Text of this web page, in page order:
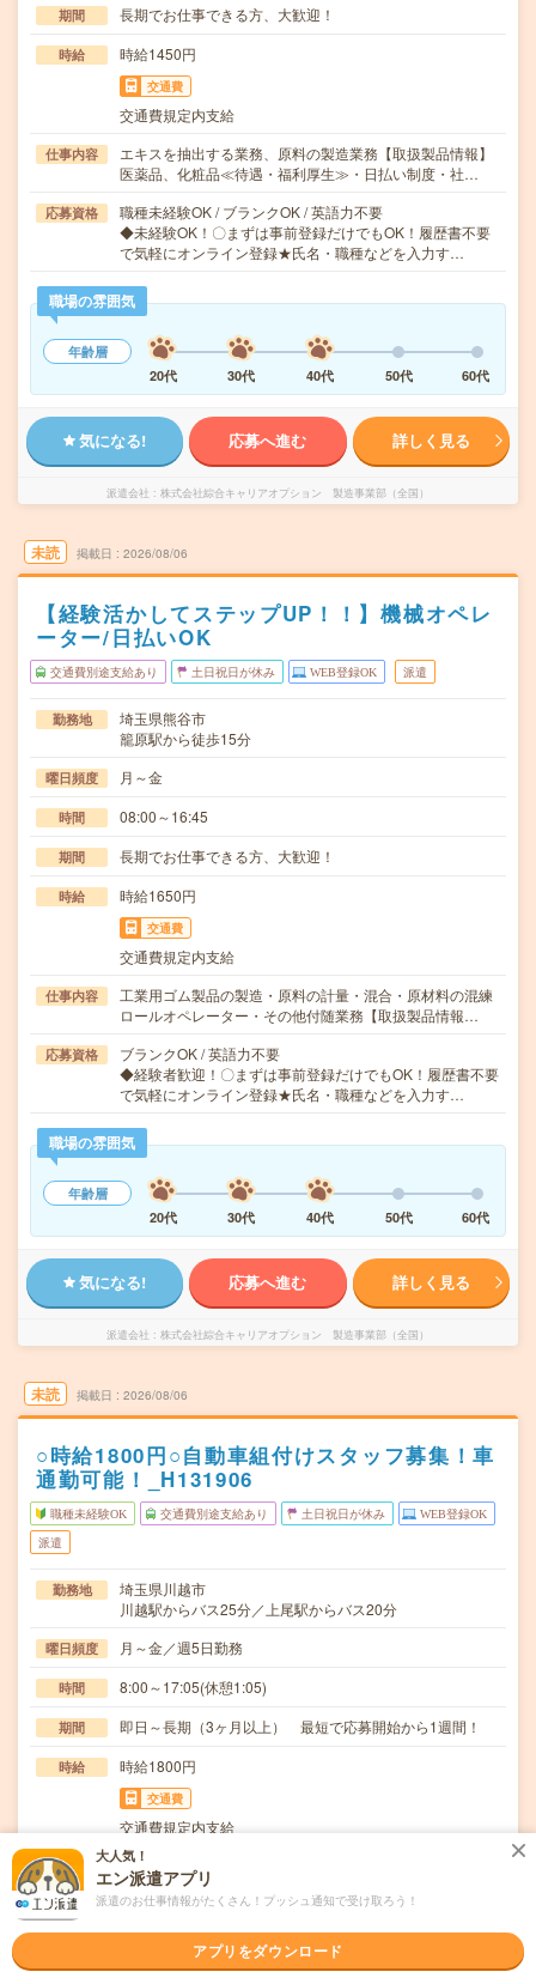
期間 長期でお仕事できる方、大歓迎！
時給 時給1450円
交通費
交通費規定内支給
仕事内容
エキスを抽出する業務、原料の製造業務【取扱製品情報】
医薬品、化粧品≪待遇・福利厚生≫・日払い制度・社…
応募資格
職種未経験OK / ブランクOK / 英語力不要
◆未経験OK！〇まずは事前登録だけでもOK！履歴書不要
で気軽にオンライン登録★氏名・職種などを入力す…
職場の雰囲気
年齢層
20代
30代 40代 50代 60代
気になる! 応募へ進む 詳しく見る
派遣会社 株式会社綜合キャリアオプション 製造事業部（全国）
未読 掲載日 2026/08/06
【経験活かしてステップUP！！】機械オペレ
ーター/日払いOK
交通費別途支給あり 土日祝日が休み WEB登録OK 派遣
勤務地
埼玉県熊谷市
籠原駅から徒歩15分
曜日頻度 月～金
時間 08:00～16:45
期間 長期でお仕事できる方、大歓迎！
時給 時給1650円
交通費
交通費規定内支給
仕事内容
工業用ゴム製品の製造・原料の計量・混合・原材料の混練
ロールオペレーター・その他付随業務【取扱製品情報…
応募資格
ブランクOK / 英語力不要
◆経験者歓迎！〇まずは事前登録だけでもOK！履歴書不要
で気軽にオンライン登録★氏名・職種などを入力す…
職場の雰囲気
年齢層
20代
30代 40代 50代 60代
気になる! 応募へ進む 詳しく見る
派遣会社 株式会社綜合キャリアオプション 製造事業部（全国）
未読 掲載日 2026/08/06
○時給1800円○自動車組付けスタッフ募集！車
通勤可能！_H131906
職種未経験OK 交通費別途支給あり 土日祝日が休み WEB登録OK
派遣
勤務地
埼玉県川越市
川越駅からバス25分／上尾駅からバス20分
曜日頻度 月～金／週5日勤務
時間 8:00～17:05(休憩1:05)
期間 即日～長期（3ヶ月以上） 最短で応募開始から1週間！
時給 時給1800円
交通費
交通費規定内支給
仕事内容
自動車部品メーカーで勤務いただきます▼配属先での業務
内容トラック部品（車軸など）の組立作業をお任せし…
応募資格
＜未経験OK！＞＃学歴不問＃髪色・髪型自由！○応募後の
大人気！
エン派遣アプリ
派遣のお仕事情報がたくさん！プッシュ通知で受け取ろう！
アプリをダウンロード